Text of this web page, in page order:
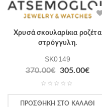
Χρυσά σκουλαρίκια ροζέτα
στρόγγυλη.
SK0149
370.00€ 305.00€
ΠΡΟΣΘΉΚΗ ΣΤΟ ΚΑΛΆΘΙ